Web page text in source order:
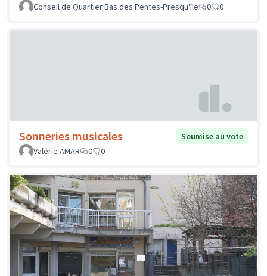
Conseil de Quartier Bas des Pentes-Presqu'île
0 0
Sonneries musicales
Soumise au vote
Valérie AMAR
0 0